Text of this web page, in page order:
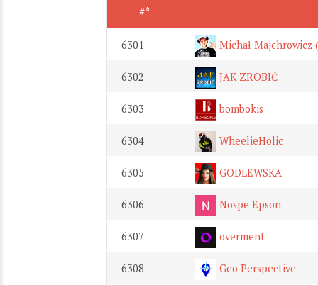
#*
6301 Michał Majchrowicz
6302 JAK ZROBIĆ
6303 bombokis
6304 WheelieHolic
6305 GODLEWSKA
6306 Nospe Epson
6307 overment
6308 Geo Perspective